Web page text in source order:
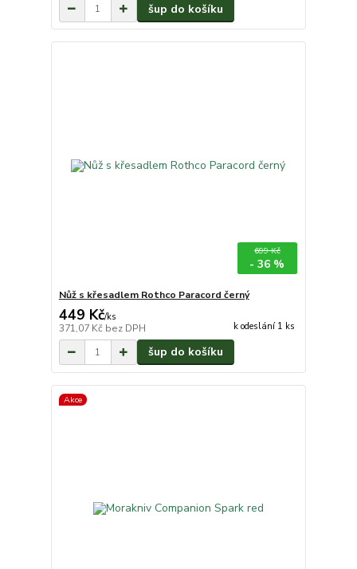
šup do košíku
699 Kč
- 36 %
Nůž s křesadlem Rothco Paracord černý
449 Kč/ks
371,07 Kč bez DPH k odeslání 1 ks
šup do košíku
Akce